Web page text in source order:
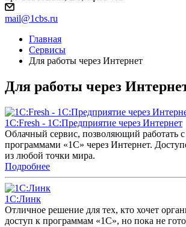
mail@1cbs.ru
Главная
Сервисы
Для работы через Интернет
Для работы через
1С:Fresh - 1С:Предприятие через Интернет
Облачный сервис, позволяющий работать
программами «1С» через Интернет.
из любой точки мира.
Подробнее
1С:Линк
Отличное решение для тех, кто хочет
доступ к программам «1С», но пока не